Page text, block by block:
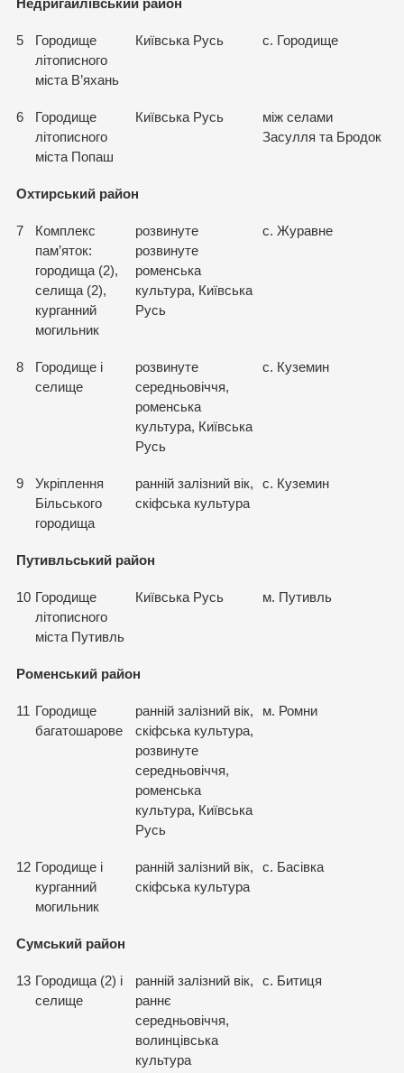
Недригайлівський район
5
Городище
літописного
міста В’яхань
Київська Русь с. Городище
6
Городище
літописного
міста Попаш
Київська Русь
між селами
Засулля та Бродок
Охтирський район
7
Комплекс
пам’яток:
городища (2),
селища (2),
курганний
могильник
розвинуте
розвинуте
роменська
культура, Київська
Русь
с. Журавне
8
Городище і
селище
розвинуте
середньовіччя,
роменська
культура, Київська
Русь
с. Куземин
9
Укріплення
Більського
городища
ранній залізний вік,
скіфська культура
с. Куземин
Путивльський район
10 Городище
літописного
міста Путивль
Київська Русь м. Путивль
Роменський район
11 Городище
багатошарове
ранній залізний вік,
скіфська культура,
розвинуте
середньовіччя,
роменська
культура, Київська
Русь
м. Ромни
12 Городище і
курганний
могильник
ранній залізний вік,
скіфська культура
с. Басівка
Сумський район
13 Городища (2) і
селище
ранній залізний вік,
раннє
середньовіччя,
волинцівська
культура
с. Битиця